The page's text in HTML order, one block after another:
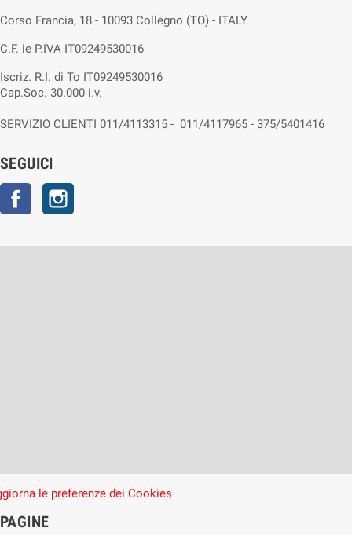
Corso Francia, 18 - 10093 Collegno (TO) - ITALY
C.F. ie P.IVA IT09249530016
Iscriz. R.I. di To IT09249530016
Cap.Soc. 30.000 i.v.
SERVIZIO CLIENTI 011/4113315 - 011/4117965 - 375/5401416
SEGUICI
Facebook
le preferenze dei Cookies
PAGINE